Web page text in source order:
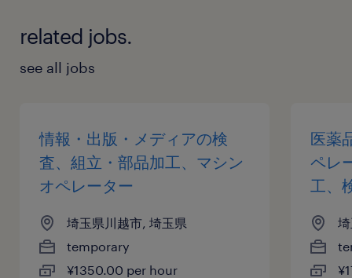
related jobs.
see all jobs
情報・出版・メディアの検
査、組立・部品加工、マシン
オペレーター
埼玉県川越市, 埼玉県
temporary
¥1350.00 per hour
医薬
ペレ
工、